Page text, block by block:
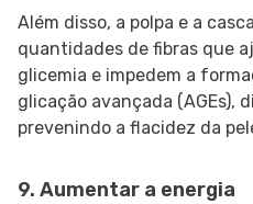
Além disso, a polpa e a
quantidades de fibras que
glicemia e impedem a
glicação avançada (AGEs),
prevenindo a flacidez da
9. Aumentar a energia